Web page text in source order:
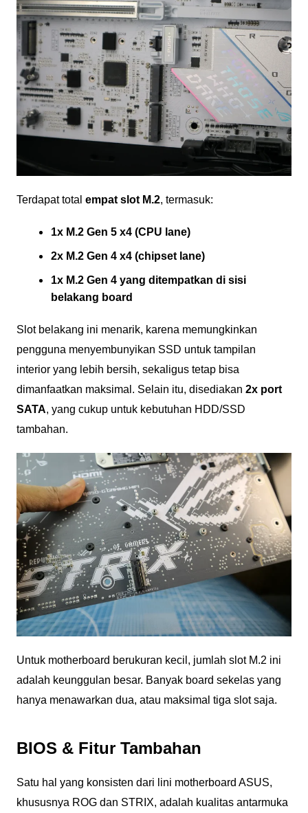
Terdapat total empat slot M.2, termasuk:
1x M.2 Gen 5 x4 (CPU lane)
2x M.2 Gen 4 x4 (chipset lane)
1x M.2 Gen 4 yang ditempatkan di sisi
belakang board
Slot belakang ini menarik, karena memungkinkan
pengguna menyembunyikan SSD untuk tampilan
interior yang lebih bersih, sekaligus tetap bisa
dimanfaatkan maksimal. Selain itu, disediakan 2x port
SATA, yang cukup untuk kebutuhan HDD/SSD
tambahan.
Untuk motherboard berukuran kecil, jumlah slot M.2 ini
adalah keunggulan besar. Banyak board sekelas yang
hanya menawarkan dua, atau maksimal tiga slot saja.
BIOS & Fitur Tambahan
Satu hal yang konsisten dari lini motherboard ASUS,
khususnya ROG dan STRIX, adalah kualitas antarmuka